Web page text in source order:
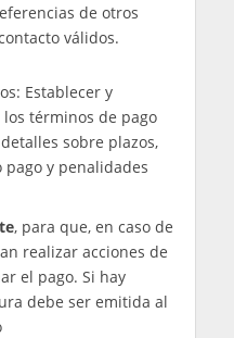
de otros
válidos.
Establecer y
términos de pago
sobre plazos,
y penalidades
, para que, en caso de
realizar acciones de
el pago. Si hay
debe ser emitida al